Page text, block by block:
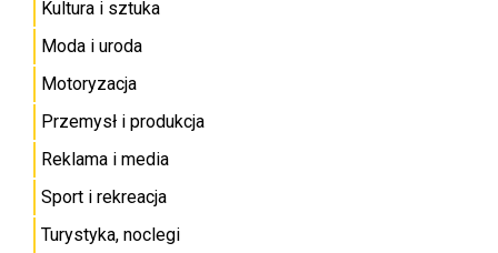
Kultura i sztuka
Moda i uroda
Motoryzacja
Przemysł i produkcja
Reklama i media
Sport i rekreacja
Turystyka, noclegi